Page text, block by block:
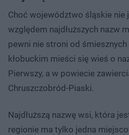
Choć województwo śląskie nie
względem najdłuższych nazw
pewni nie stroni od
kłobuckim mieści się wieś o
Pierwszy, a w powiecie
Chruszczobród-Piaski.
Najdłuższą nazwę wsi, która
regionie ma tylko jedna